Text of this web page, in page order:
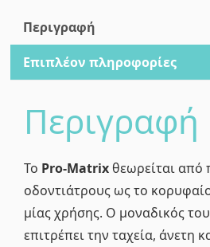
mm
ποσότητα
Περιγραφή
Επιπλέον πληροφορίες
Περιγραφή
Το Pro-Matrixθεωρείται από
οδοντιάτρους ως το
μίας χρήσης. Ο μοναδικός
επιτρέπει την ταχεία, άνετη